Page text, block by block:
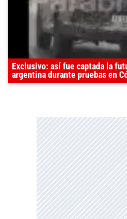
Exclusivo: así fue captada la
argentina durante pruebas en